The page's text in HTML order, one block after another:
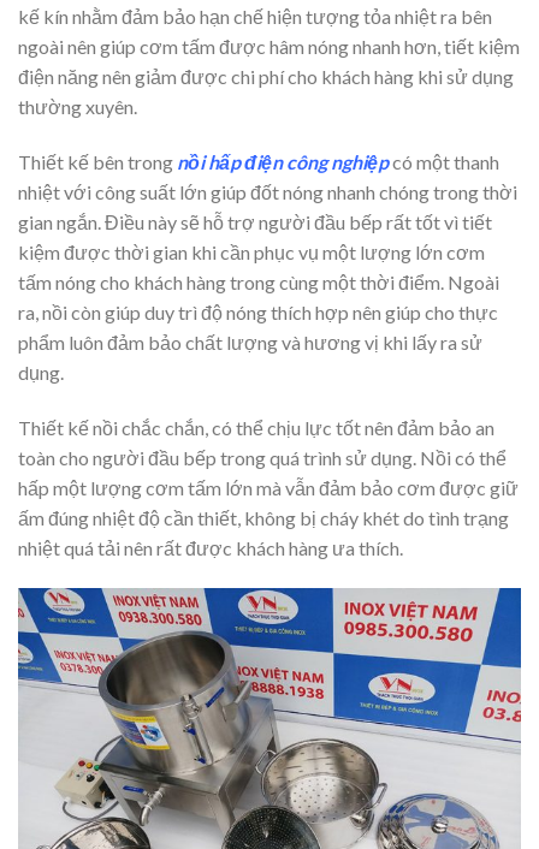
kế kín nhằm đảm bảo hạn chế hiện tượng tỏa nhiệt ra bên
ngoài nên giúp cơm tấm được hâm nóng nhanh hơn, tiết kiệm
điện năng nên giảm được chi phí cho khách hàng khi sử dụng
thường xuyên.
Thiết kế bên trong nồi hấp điện công nghiệpcó một thanh
nhiệt với công suất lớn giúp đốt nóng nhanh chóng trong thời
gian ngắn. Điều này sẽ hỗ trợ người đầu bếp rất tốt vì tiết
kiệm được thời gian khi cần phục vụ một lượng lớn cơm
tấm nóng cho khách hàng trong cùng một thời điểm. Ngoài
ra, nồi còn giúp duy trì độ nóng thích hợp nên giúp cho thực
phẩm luôn đảm bảo chất lượng và hương vị khi lấy ra sử
dụng.
Thiết kế nồi chắc chắn, có thể chịu lực tốt nên đảm bảo an
toàn cho người đầu bếp trong quá trình sử dụng. Nồi có thể
hấp một lượng cơm tấm lớn mà vẫn đảm bảo cơm được giữ
ấm đúng nhiệt độ cần thiết, không bị cháy khét do tình trạng
nhiệt quá tải nên rất được khách hàng ưa thích.